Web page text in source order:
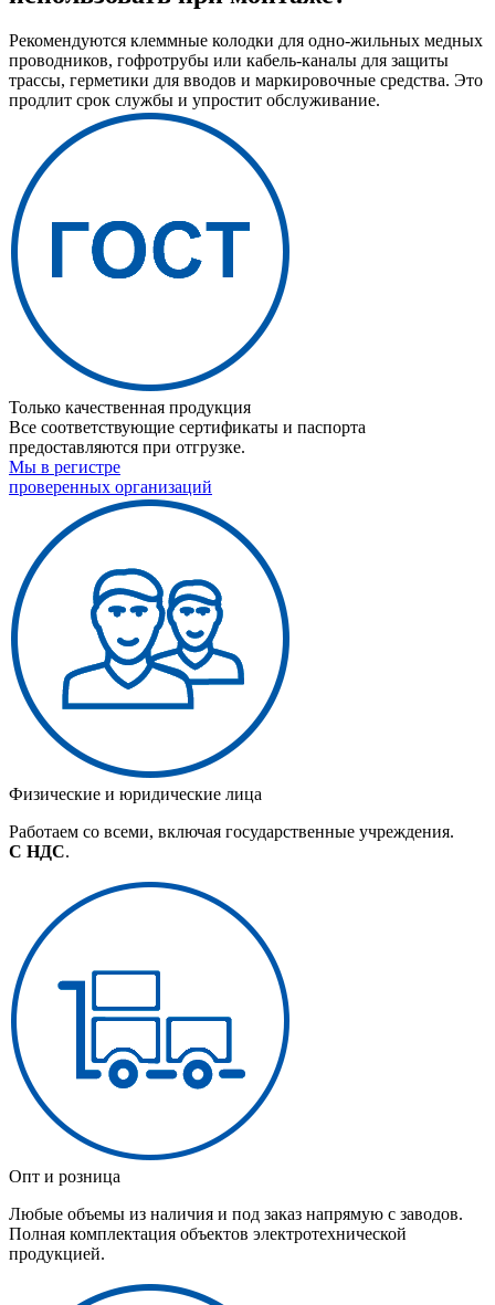
Рекомендуются клеммные колодки для одно-жильных медных
проводников, гофротрубы или кабель-каналы для защиты
трассы, герметики для вводов и маркировочные средства. Это
продлит срок службы и упростит обслуживание.
Только качественная продукция
Все соответствующие сертификаты и паспорта
предоставляются при отгрузке.
Мы в регистре
проверенных организаций
Физические и юридические лица
Работаем со всеми, включая государственные учреждения.
С НДС.
Опт и розница
Любые объемы из наличия и под заказ напрямую с заводов.
Полная комплектация объектов электротехнической
продукцией.